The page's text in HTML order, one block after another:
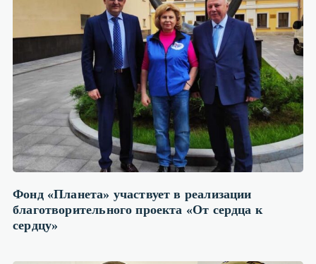
Фонд «Планета» участвует в реализации
благотворительного проекта «От сердца к
сердцу»